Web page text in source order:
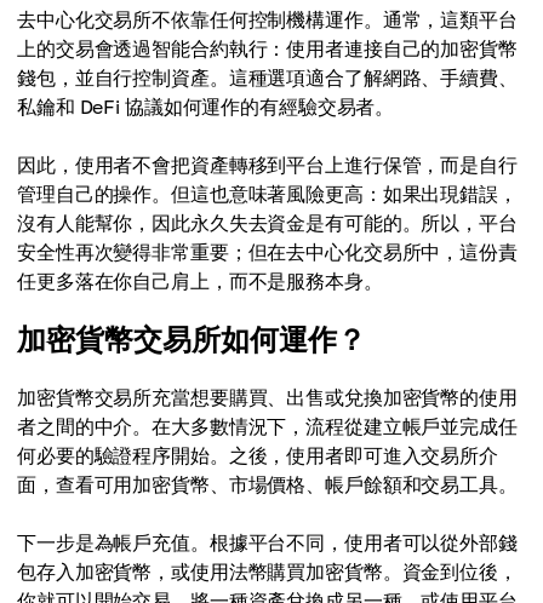
去中心化交易所不依靠任何控制機構運作。通常，這類平台
上的交易會透過智能合約執行：使用者連接自己的加密貨幣
錢包，並自行控制資產。這種選項適合了解網路、手續費、
私鑰和 DeFi 協議如何運作的有經驗交易者。
因此，使用者不會把資產轉移到平台上進行保管，而是自行
管理自己的操作。但這也意味著風險更高：如果出現錯誤，
沒有人能幫你，因此永久失去資金是有可能的。所以，平台
安全性再次變得非常重要；但在去中心化交易所中，這份責
任更多落在你自己肩上，而不是服務本身。
加密貨幣交易所如何運作？
加密貨幣交易所充當想要購買、出售或兌換加密貨幣的使用
者之間的中介。在大多數情況下，流程從建立帳戶並完成任
何必要的驗證程序開始。之後，使用者即可進入交易所介
面，查看可用加密貨幣、市場價格、帳戶餘額和交易工具。
下一步是為帳戶充值。根據平台不同，使用者可以從外部錢
包存入加密貨幣，或使用法幣購買加密貨幣。資金到位後，